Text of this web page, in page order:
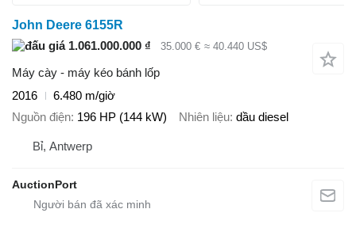
John Deere 6155R
1.061.000.000 ₫
35.000 € ≈ 40.440 US$
Máy cày - máy kéo bánh lốp
2016
6.480 m/giờ
Nguồn điện 196 HP (144 kW) Nhiên liệu dầu diesel
Bỉ, Antwerp
AuctionPort